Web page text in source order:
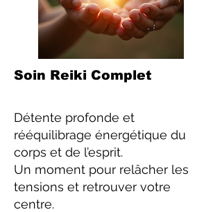
Soin Reiki Complet
Détente profonde et
rééquilibrage énergétique du
corps et de l’esprit.
Un moment pour relâcher les
tensions et retrouver votre
centre.